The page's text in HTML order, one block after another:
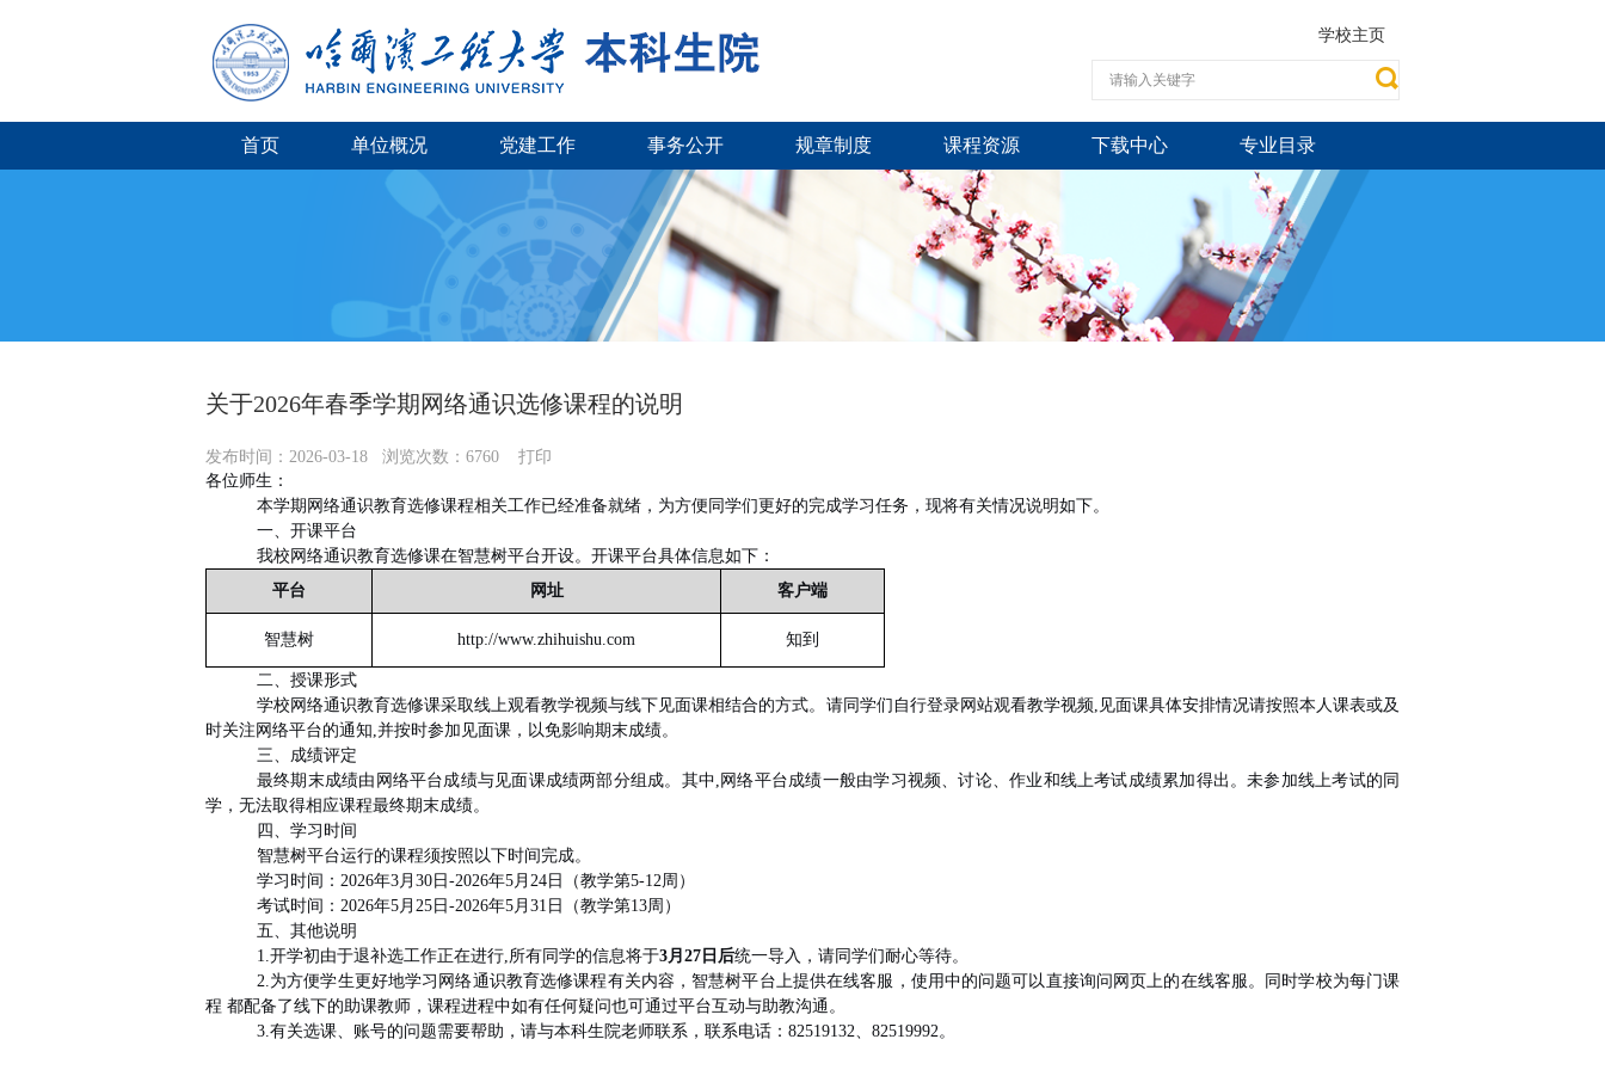
学校主页
首页 单位概况 党建工作 事务公开 规章制度 课程资源 下载中心 专业目录
关于2026年春季学期网络通识选修课程的说明
发布时间： 2026-03-18 浏览次数： 6760
打印
各位师生：
本学期网络通识教育选修课程相关工作已经准备就绪，为方便同学们更好的完成学习任务，现将有关情况说明如下。
一、开课平台
我校网络通识教育选修课在智慧树平台开设。开课平台具体信息如下：
平台
网址 客户端
智慧树 http://www.zhihuishu.com 知到
二、授课形式
学校网络通识教育选修课采取线上观看教学视频与线下见面课相结合的方式。请同学们自行登录网站观看教学视频, 见面课具体安排情况请按照本人课表或及
时关注网络平台的通知,并按时参加见面课，以免影响期末成绩。
三、成绩评定
最终期末成绩由网络平台成绩与见面课成绩两部分组成。其中, 网络平台成绩一般由学习视频、讨论、作业和线上考试成绩累加得出。未参加线上考试的同
学，无法取得相应课程最终期末成绩。
四、学习时间
智慧树平台运行的课程须按照以下时间完成。
学习时间： 2026年3月 30 日 -2026年5月 24 日（教学第5-12周）
考试时间： 2026年5月 25 日 -2026年5月 31 日（教学第13周）
五、其他说明
1.开学初由于退补选工作正在进行,所有同学的信息将于3月 27 日后统一导入，请同学们耐心等待。
2.为方便学生更好地学习网络通识教育选修课程有关内容，智慧树平台上提供在线客服，使用中的问题可以直接询问网页上的在线客服。同时学校为每门课
程 都配备了线下的助课教师，课程进程中如有任何疑问也可通过平台互动与助教沟通。
3.有关选课、账号的问题需要帮助，请与本科生院老师联系，联系电话： 82519132、 82519992。